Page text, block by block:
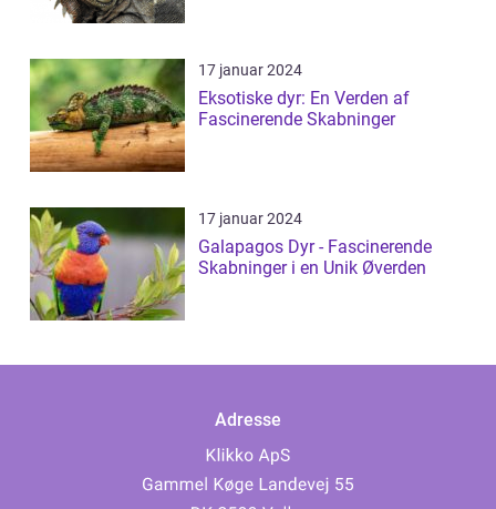
17 januar 2024
Eksotiske dyr: En Verden af
Fascinerende Skabninger
17 januar 2024
Galapagos Dyr - Fascinerende
Skabninger i en Unik Øverden
Adresse